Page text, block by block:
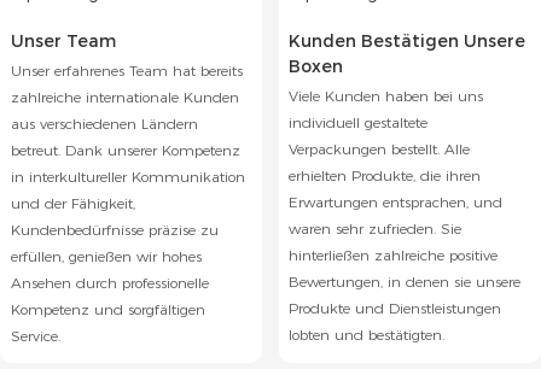
Unser Team
Unser erfahrenes Team hat bereits
zahlreiche internationale Kunden
aus verschiedenen Ländern
betreut. Dank unserer Kompetenz
in interkultureller Kommunikation
und der Fähigkeit,
Kundenbedürfnisse präzise zu
erfüllen, genießen wir hohes
Ansehen durch professionelle
Kompetenz und sorgfältigen
Service.
Kunden Bestätigen Unsere
Boxen
Viele Kunden haben bei uns
individuell gestaltete
Verpackungen bestellt. Alle
erhielten Produkte, die ihren
Erwartungen entsprachen, und
waren sehr zufrieden. Sie
hinterließen zahlreiche positive
Bewertungen, in denen sie unsere
Produkte und Dienstleistungen
lobten und bestätigten.